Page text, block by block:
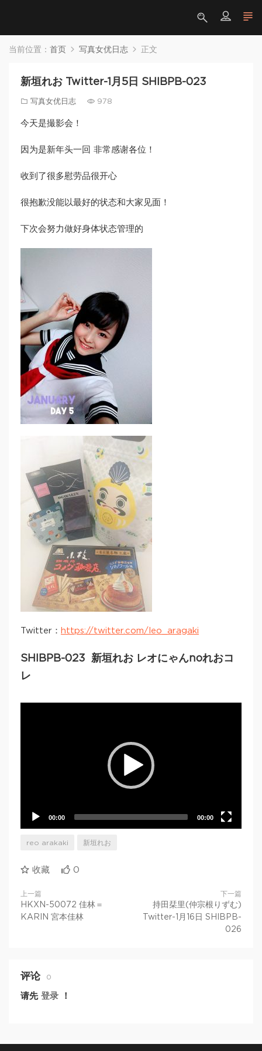
当前位置： 首页 写真女优日志 正文
新垣れお Twitter-1月5日 SHIBPB-023
写真女优日志 978
今天是撮影会！
因为是新年头一回 非常感谢各位！
收到了很多慰劳品很开心
很抱歉没能以最好的状态和大家见面！
下次会努力做好身体状态管理的
Twitter： https://twitter.com/leo_aragaki
SHIBPB-023 新垣れお レオにゃんnoれおコ
レ
00:00 00:00
reo arakaki 新垣れお
收藏 0
上一篇
HKXN-50072 佳林＝
KARIN 宮本佳林
下一篇
持田栞里(仲宗根りずむ)
Twitter-1月16日 SHIBPB-
026
评论 0
请先 登录 ！